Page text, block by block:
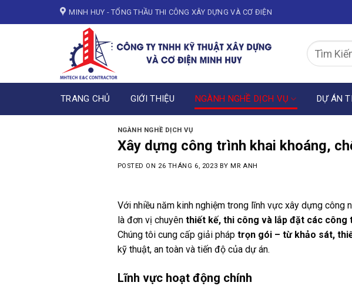
to
MINH HUY - TỔNG THẦU THI CÔNG XÂY DỰNG VÀ CƠ ĐIỆN
TRANG CHỦ GIỚI THIỆU NGÀNH NGHỀ DỊCH VỤ DỰ ÁN
NGÀNH NGHỀ DỊCH VỤ
Xây dựng công trình khai khoáng,
POSTED ON 26 THÁNG 6, 2023 BYMR ANH
Với nhiều năm kinh nghiệm trong lĩnh vực xây dựng công
là đơn vị chuyên thiết kế, thi công và lắp đặt các công
Chúng tôi cung cấp giải pháp trọn gói – từ khảo sát,
kỹ thuật, an toàn và tiến độ của dự án.
Lĩnh vực hoạt động chính